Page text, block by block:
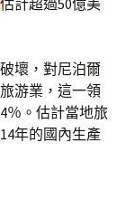
估計超過50億美
壞，對尼泊爾
游業，這一領
％。估計當地旅
年的國內生產